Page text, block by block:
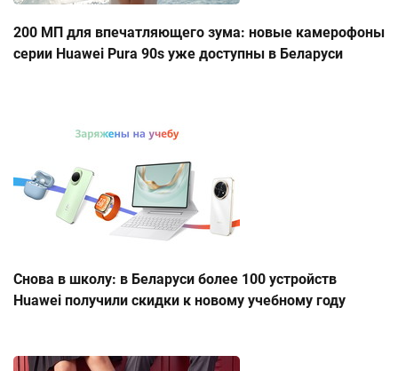
200 МП для впечатляющего зума: новые камерофоны
серии Huawei Pura 90s уже доступны в Беларуси
Снова в школу: в Беларуси более 100 устройств
Huawei получили скидки к новому учебному году